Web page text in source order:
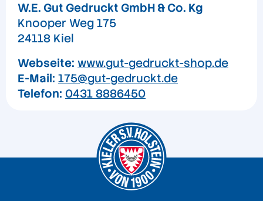
W.E. Gut Gedruckt GmbH & Co. Kg
Knooper Weg 175
24118 Kiel
Webseite: www.gut-gedruckt-shop.de
E-Mail: 175@gut-gedruckt.de
Telefon: 0431 8886450